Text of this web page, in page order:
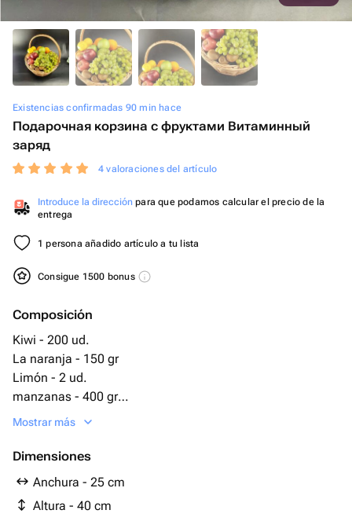
Existencias confirmadas 90 min hace
Подарочная корзина с фруктами Витаминный
заряд
4 valoraciones del artículo
Introduce la dirección para que podamos calcular el precio de la
entrega
1 persona añadido artículo a tu lista
Consigue 1500 bonus
Composición
Kiwi - 200 ud.
La naranja - 150 gr
Limón - 2 ud.
manzanas - 400 gr
peras - 150 ud.
Mostrar más
Dimensiones
Anchura - 25 cm
Altura - 40 cm